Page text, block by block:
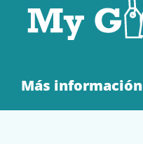
Más información